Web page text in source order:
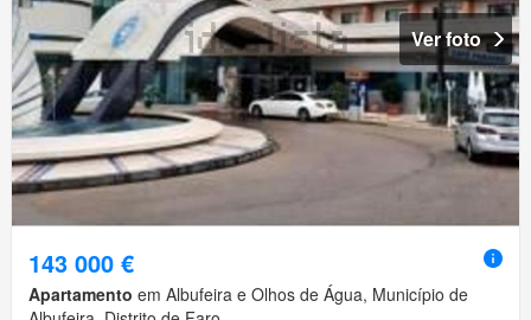
Ver foto
143 000 €
Apartamento em Albufeira e Olhos de Água, Município de